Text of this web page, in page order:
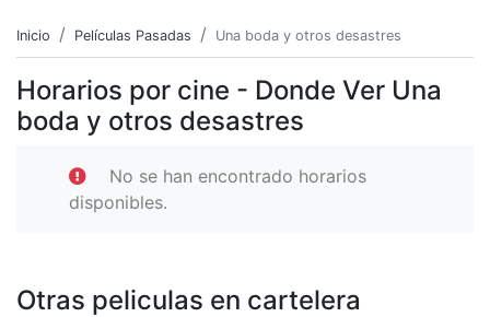
Inicio Películas Pasadas Una boda y otros desastres
Horarios por cine - Donde Ver Una
boda y otros desastres
No se han encontrado horarios
disponibles.
Otras peliculas en cartelera